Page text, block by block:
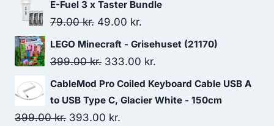
E-Fuel 3 x Taster Bundle
79.00kr. Original
price
was:
49.00 kr.
price
is:
LEGO Minecraft - Grisehuset (21170)
399.00kr. Original
price
was:
399.00 kr..
333.00 kr.
price
is:
CableMod Pro Coiled Keyboard Cable USB A
to USB Type C, Glacier White - 150cm
399.00kr. Original
393.00 kr.